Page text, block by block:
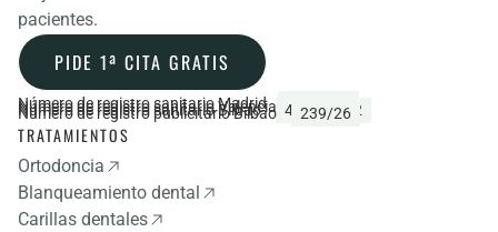
pacientes.
PIDE 1ª CITA GRATIS
Número de registro sanitario Madrid CS22139
Número de registro sanitario Valencia 44368
Número de registro sanitario Bilbao 48/016292
Número de registro publicitario Bilbao 239/26
TRATAMIENTOS
Ortodoncia
Blanqueamiento dental
Carillas dentales